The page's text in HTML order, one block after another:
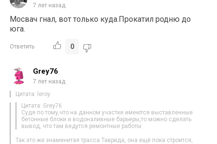
7 лет назад
Мосвач гнал, вот только куда.Прокатил родню до
юга.
Ответить 0
Grey76
7 лет назад
Цитата: leroy
Цитата: Grey76
Судя по тому,что на данном участке имеются выставленные
бетонные блоки и водоналивные барьеры,то можно сделать
вывод, что там ведутся ремонтные работы
Так это же знаменитая трасса Таврида, она ещё пока строится,